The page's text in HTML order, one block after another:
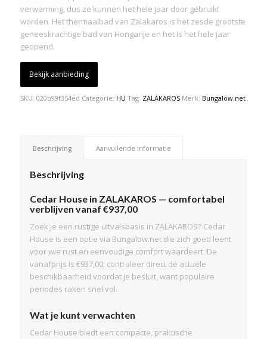
verwarming, dus ze kunnen het hele jaar door gebruikt
worden. Het thermaalbad van Zalakaros is het zesde grootste
geneeskrachtige bad van Hongarije en het is het hele jaar
geopend.
Bekijk aanbieding
SKU: 020b99f354ed Categorie: HU Tag: ZALAKAROS Merk: Bungalow.net
Beschrijving Aanvullende informatie
Beschrijving
Cedar House in ZALAKAROS — comfortabel
verblijven vanaf €937,00
Zoek je een rustige uitvalsbasis in ZALAKAROS? Cedar
House is een optie via Bungalow.net die zich goed leent
voor wie rust en eenvoudige comfort waardeert. De
vanafprijs is €937,00; controleer direct de actuele
beschikbaarheid voordat je besluit, want populaire
periodes raken snel vol.
Wat je kunt verwachten
Cedar House biedt een compacte, praktische